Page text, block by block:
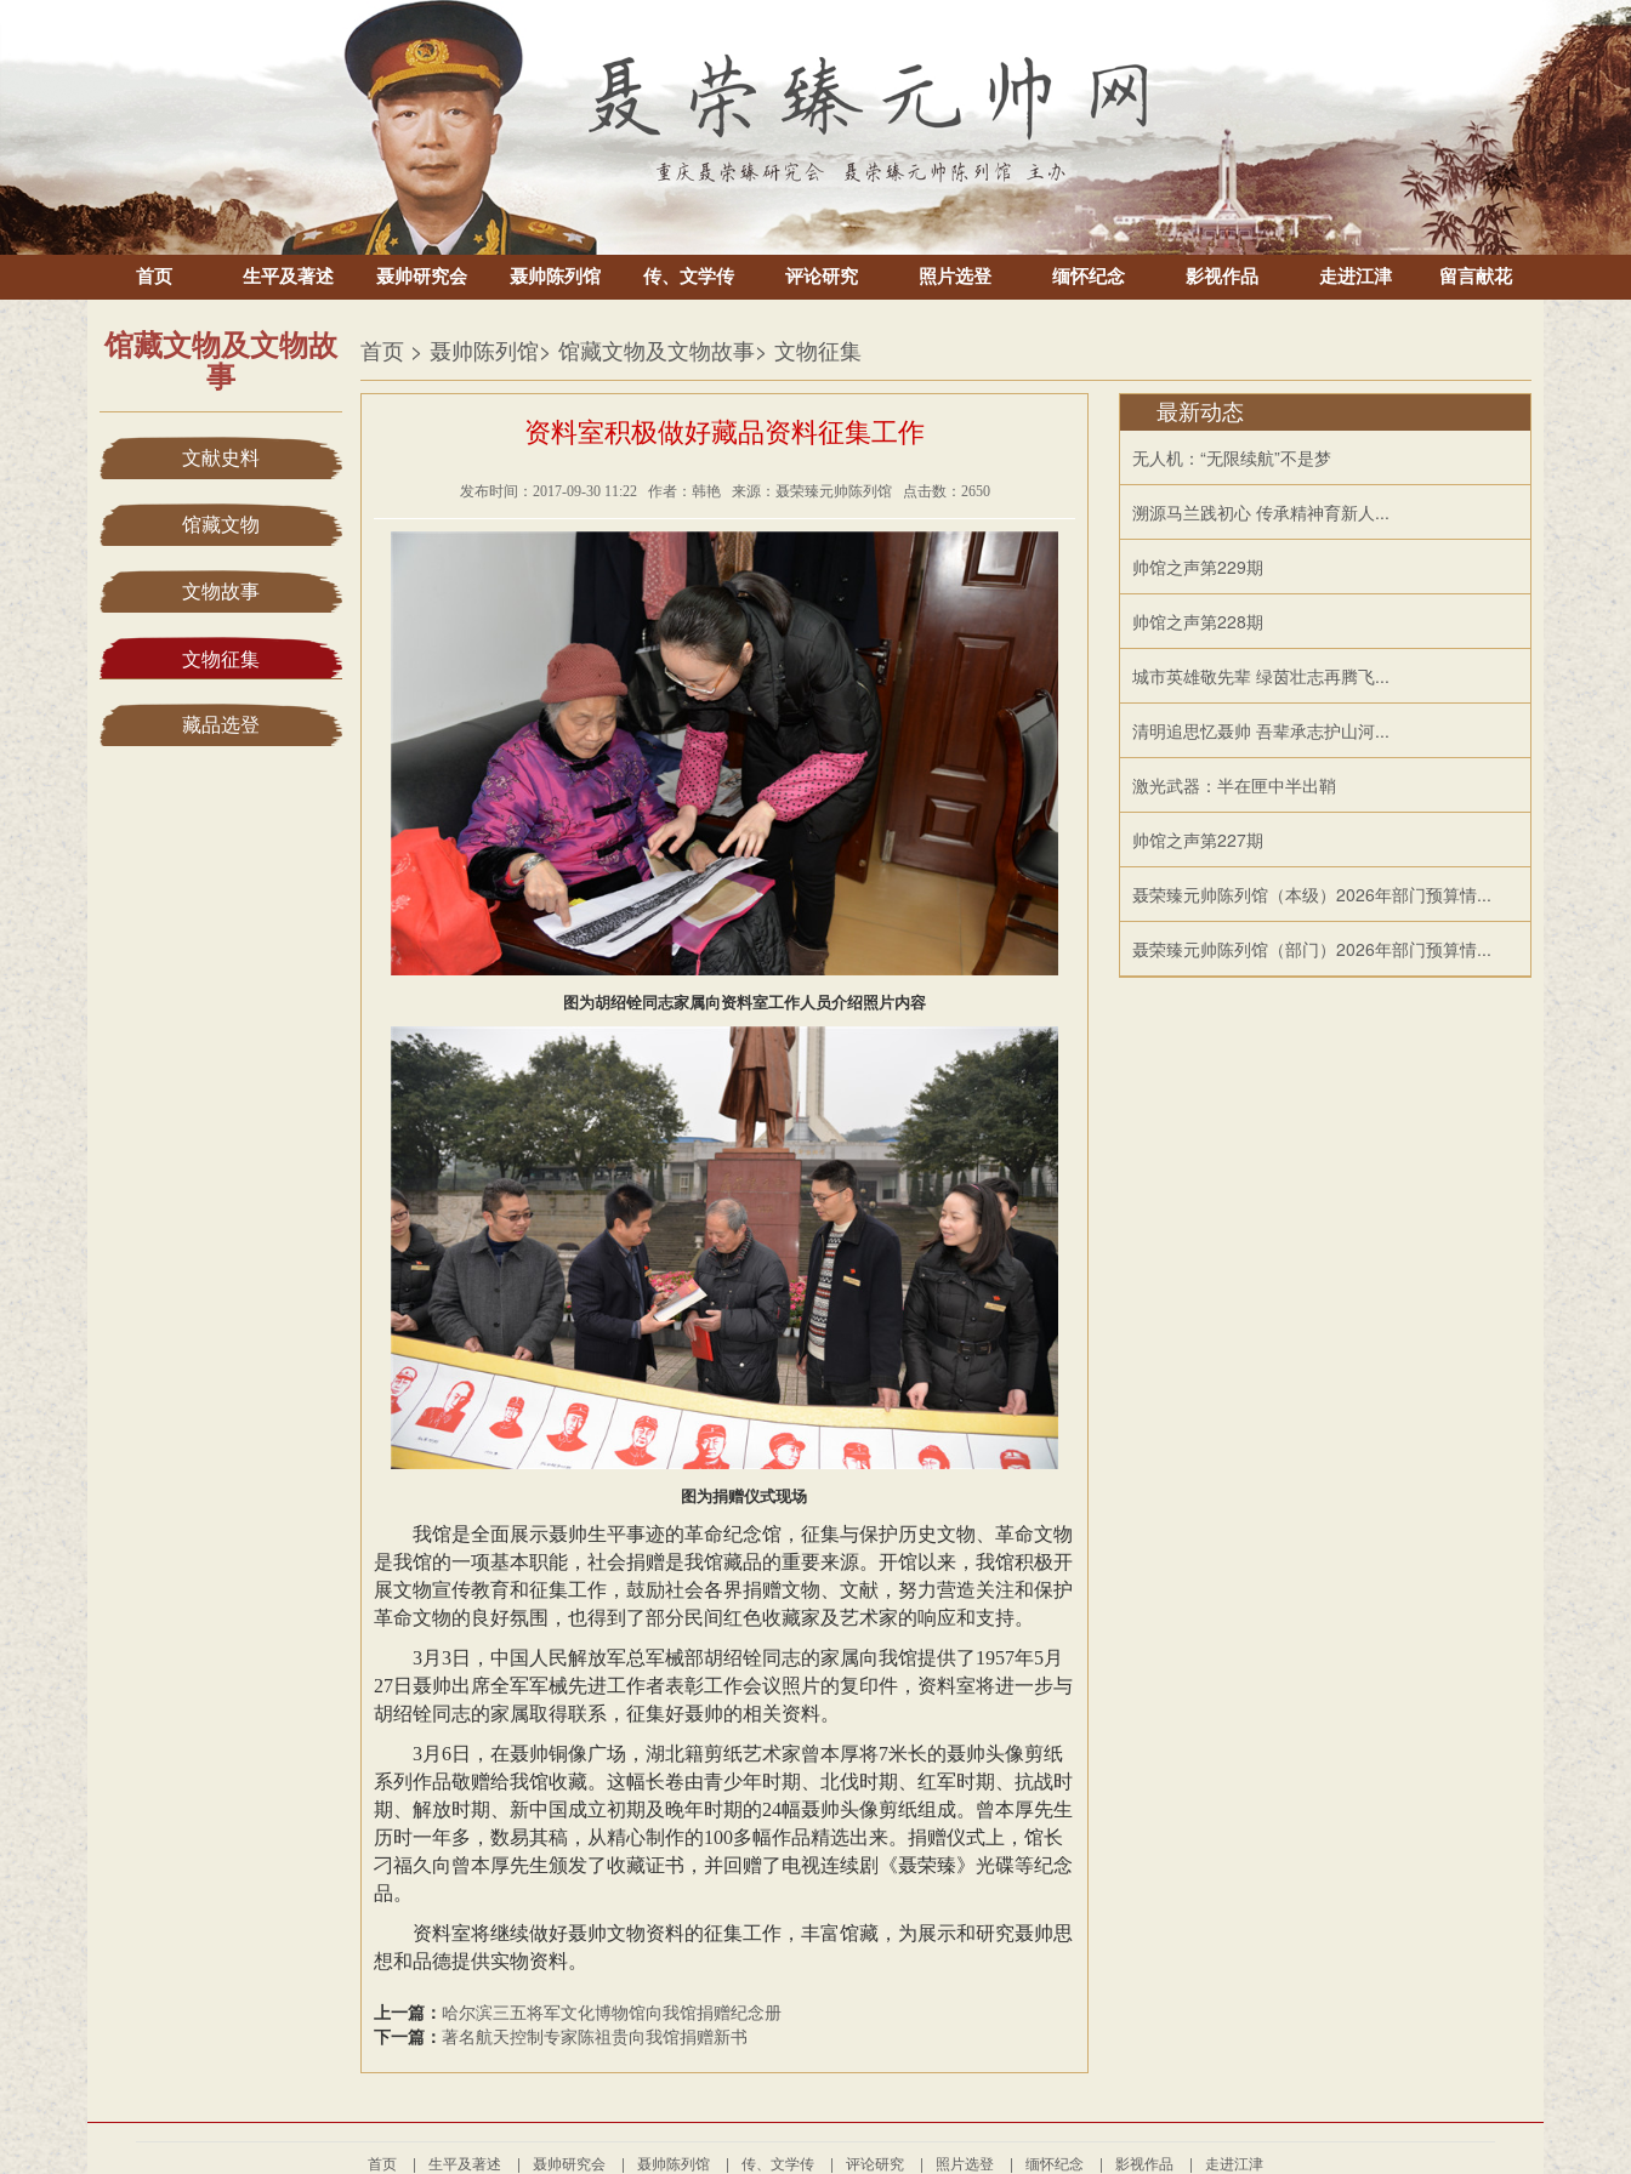
首页 生平及著述 聂帅研究会 聂帅陈列馆 传、文学传 评论研究 照片选登 缅怀纪念 影视作品 走进江津 留言献花
馆藏文物及文物故
事
文献史料
馆藏文物
文物故事
文物征集
藏品选登
首页 > 聂帅陈列馆> 馆藏文物及文物故事> 文物征集
资料室积极做好藏品资料征集工作
发布时间：2017-09-30 11:22 作者：韩艳 来源：聂荣臻元帅陈列馆 点击数：2650
图为胡绍铨同志家属向资料室工作人员介绍照片内容
图为捐赠仪式现场
我馆是全面展示聂帅生平事迹的革命纪念馆，征集与保护历史文物、革命文物
是我馆的一项基本职能，社会捐赠是我馆藏品的重要来源。开馆以来，我馆积极开
展文物宣传教育和征集工作，鼓励社会各界捐赠文物、文献，努力营造关注和保护
革命文物的良好氛围，也得到了部分民间红色收藏家及艺术家的响应和支持。
3月3日，中国人民解放军总军械部胡绍铨同志的家属向我馆提供了1957年5月
27日聂帅出席全军军械先进工作者表彰工作会议照片的复印件，资料室将进一步与
胡绍铨同志的家属取得联系，征集好聂帅的相关资料。
3月6日，在聂帅铜像广场，湖北籍剪纸艺术家曾本厚将7米长的聂帅头像剪纸
系列作品敬赠给我馆收藏。这幅长卷由青少年时期、北伐时期、红军时期、抗战时
期、解放时期、新中国成立初期及晚年时期的24幅聂帅头像剪纸组成。曾本厚先生
历时一年多，数易其稿，从精心制作的100多幅作品精选出来。捐赠仪式上，馆长
刁福久向曾本厚先生颁发了收藏证书，并回赠了电视连续剧《聂荣臻》光碟等纪念
品。
资料室将继续做好聂帅文物资料的征集工作，丰富馆藏，为展示和研究聂帅思
想和品德提供实物资料。
上一篇： 哈尔滨三五将军文化博物馆向我馆捐赠纪念册
下一篇： 著名航天控制专家陈祖贵向我馆捐赠新书
最新动态
无人机：“无限续航”不是梦
溯源马兰践初心 传承精神育新人...
帅馆之声第229期
帅馆之声第228期
城市英雄敬先辈 绿茵壮志再腾飞...
清明追思忆聂帅 吾辈承志护山河...
激光武器：半在匣中半出鞘
帅馆之声第227期
聂荣臻元帅陈列馆（本级）2026年部门预算情...
聂荣臻元帅陈列馆（部门）2026年部门预算情...
首页 | 生平及著述 | 聂帅研究会 | 聂帅陈列馆 | 传、文学传 | 评论研究 | 照片选登 | 缅怀纪念 | 影视作品 | 走进江津